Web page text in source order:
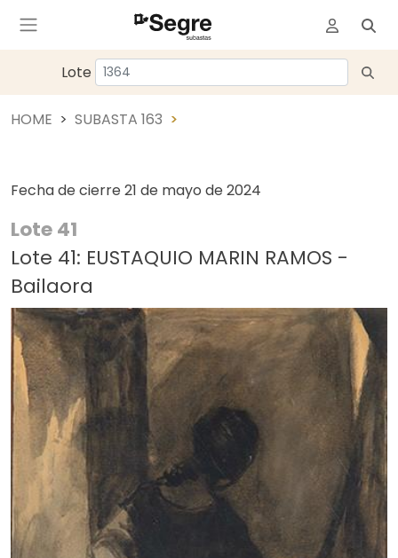
Lote
HOME SUBASTA 163
Fecha de cierre 21 de mayo de 2024
Lote 41
Lote 41: EUSTAQUIO MARIN RAMOS -
Bailaora